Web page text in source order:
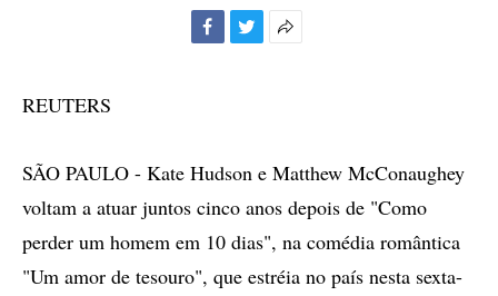
REUTERS
SÃO PAULO - Kate Hudson e Matthew McConaughey
voltam a atuar juntos cinco anos depois de "Como
perder um homem em 10 dias", na comédia romântica
"Um amor de tesouro", que estréia no país nesta sexta-